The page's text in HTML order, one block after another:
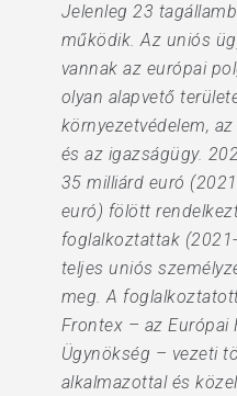
Jelenleg 23
működik. Az uniós
vannak az európai
olyan alapvető
környezetvédelem,
és az igazságügy.
35 milliárd euró
euró) fölött
foglalkoztattak
teljes uniós
meg. A
Frontex – az Európai
Ügynökség – vezeti
alkalmazottal és